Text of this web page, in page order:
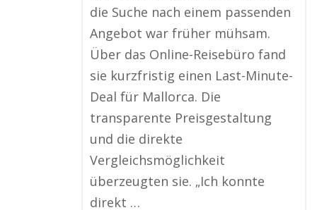
die Suche nach einem passenden
Angebot war früher mühsam.
Über das Online-Reisebüro fand
sie kurzfristig einen Last-Minute-
Deal für Mallorca. Die
transparente Preisgestaltung
und die direkte
Vergleichsmöglichkeit
überzeugten sie. „Ich konnte
direkt …